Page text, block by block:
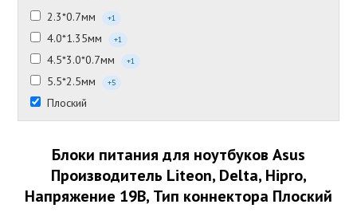
2.3*0.7мм +1
4.0*1.35мм +1
4.5*3.0*0.7мм +1
5.5*2.5мм +5
Плоский
Блоки питания для ноутбуков Asus
Производитель Liteon, Delta, Hipro,
Напряжение 19В, Тип коннектора Плоский